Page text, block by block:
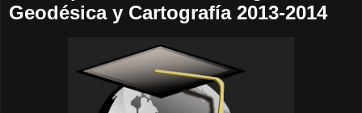
Geodésica y Cartografía 2013-2014